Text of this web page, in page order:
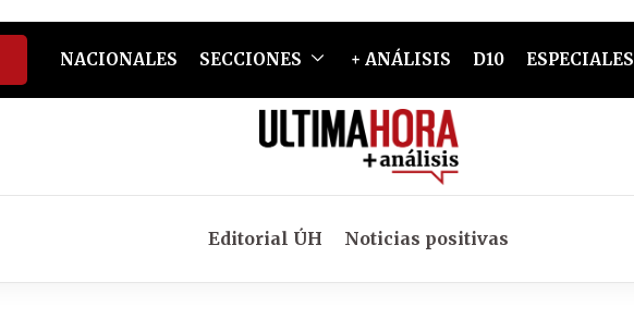
NACIONALES SECCIONES + ANÁLISIS D10 ESPECIALES
Editorial ÚH Noticias positivas